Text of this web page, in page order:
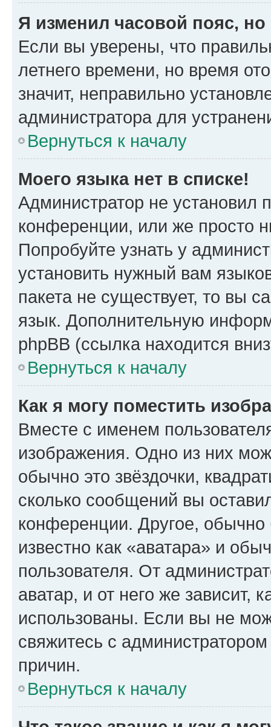
Я изменил часовой пояс,
Если вы уверены, что
летнего времени, но время
значит, неправильно
администратора для
Вернуться к началу
Моего языка нет в списке!
Администратор не установил
конференции, или же просто
Попробуйте узнать у
установить нужный вам
пакета не существует, то вы
язык. Дополнительную
phpBB (ссылка находится
Вернуться к началу
Как я могу поместить
Вместе с именем
изображения. Одно из них
обычно это звёздочки,
сколько сообщений вы
конференции. Другое,
известно как «аватара» и
пользователя. От
аватар, и от него же зависит,
использованы. Если вы не
свяжитесь с
причин.
Вернуться к началу